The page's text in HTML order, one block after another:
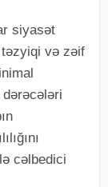
siyasət
və zəif
cəlbedici